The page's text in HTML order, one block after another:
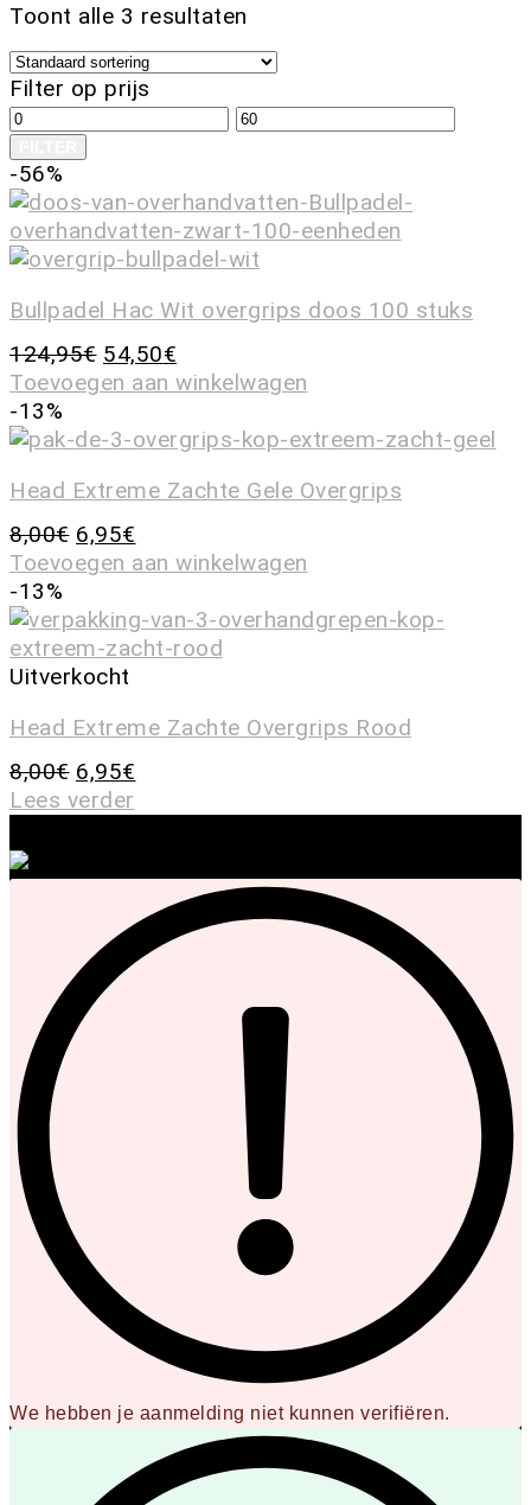
Toont alle 3 resultaten
Filter op prijs
-56%
Bullpadel Hac Wit overgrips doos 100 stuks
124,95€ 54,50€
Toevoegen aan winkelwagen
-13%
Head Extreme Zachte Gele Overgrips
8,00€ 6,95€
Toevoegen aan winkelwagen
-13%
Uitverkocht
Head Extreme Zachte Overgrips Rood
8,00€ 6,95€
Lees verder
We hebben je aanmelding niet kunnen verifiëren.